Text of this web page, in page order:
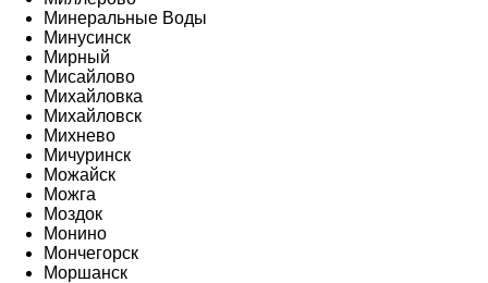
Минеральные Воды
Минусинск
Мирный
Мисайлово
Михайловка
Михайловск
Михнево
Мичуринск
Можайск
Можга
Моздок
Монино
Мончегорск
Моршанск